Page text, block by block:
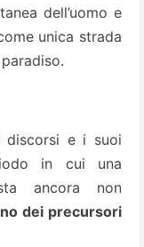
dell’uomo e
unica strada
discorsi e i suoi
in cui una
ancora non
dei precursori